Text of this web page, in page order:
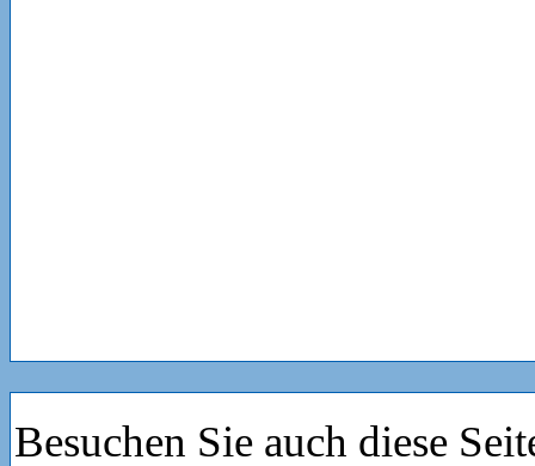
Besuchen Sie auch diese